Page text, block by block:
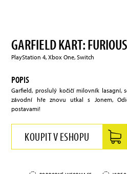
GARFIELD KART:
PlayStation 4, Xbox One, Switch
POPIS
Garfield, proslulý kočičí milovník lasagní,
závodní hře znovu utkal s Jonem,
postavami!
KOUPIT V ESHOPU